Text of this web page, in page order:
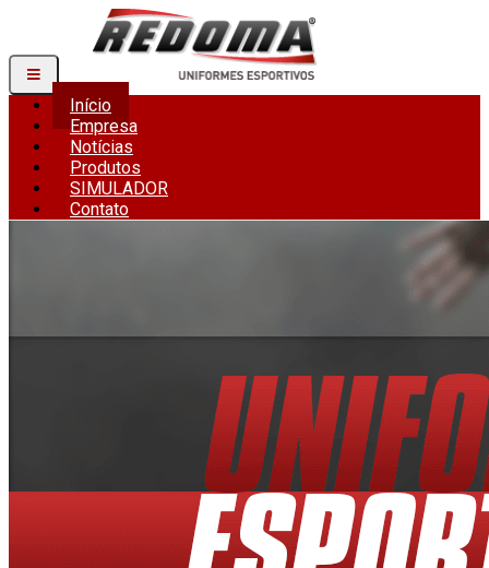
Início
Empresa
Notícias
Produtos
SIMULADOR
Contato